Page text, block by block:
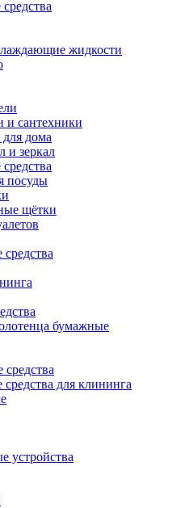
жидкости
и сантехники
дома
и зеркал
посуды
щётки
бумажные
для клининга
устройства